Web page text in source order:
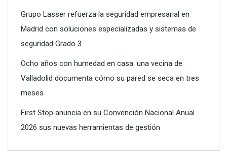
Grupo Lasser refuerza la seguridad empresarial en
Madrid con soluciones especializadas y sistemas de
seguridad Grado 3
Ocho años con humedad en casa: una vecina de
Valladolid documenta cómo su pared se seca en tres
meses
First Stop anuncia en su Convención Nacional Anual
2026 sus nuevas herramientas de gestión